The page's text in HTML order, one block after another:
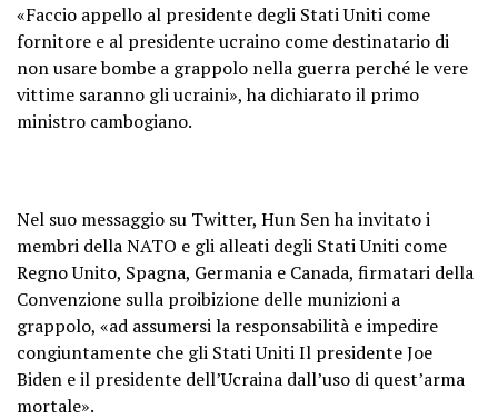
«Faccio appello al presidente degli Stati Uniti come
fornitore e al presidente ucraino come destinatario di
non usare bombe a grappolo nella guerra perché le vere
vittime saranno gli ucraini», ha dichiarato il primo
ministro cambogiano.
Nel suo messaggio su Twitter, Hun Sen ha invitato i
membri della NATO e gli alleati degli Stati Uniti come
Regno Unito, Spagna, Germania e Canada, firmatari della
Convenzione sulla proibizione delle munizioni a
grappolo, «ad assumersi la responsabilità e impedire
congiuntamente che gli Stati Uniti Il presidente Joe
Biden e il presidente dell’Ucraina dall’uso di quest’arma
mortale».